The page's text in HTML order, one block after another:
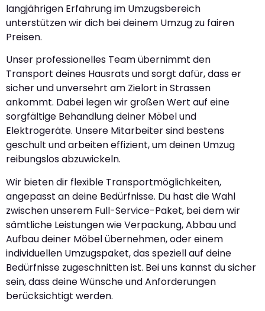
langjährigen Erfahrung im Umzugsbereich
unterstützen wir dich bei deinem Umzug zu fairen
Preisen.
Unser professionelles Team übernimmt den
Transport deines Hausrats und sorgt dafür, dass er
sicher und unversehrt am Zielort in Strassen
ankommt. Dabei legen wir großen Wert auf eine
sorgfältige Behandlung deiner Möbel und
Elektrogeräte. Unsere Mitarbeiter sind bestens
geschult und arbeiten effizient, um deinen Umzug
reibungslos abzuwickeln.
Wir bieten dir flexible Transportmöglichkeiten,
angepasst an deine Bedürfnisse. Du hast die Wahl
zwischen unserem Full-Service-Paket, bei dem wir
sämtliche Leistungen wie Verpackung, Abbau und
Aufbau deiner Möbel übernehmen, oder einem
individuellen Umzugspaket, das speziell auf deine
Bedürfnisse zugeschnitten ist. Bei uns kannst du sicher
sein, dass deine Wünsche und Anforderungen
berücksichtigt werden.